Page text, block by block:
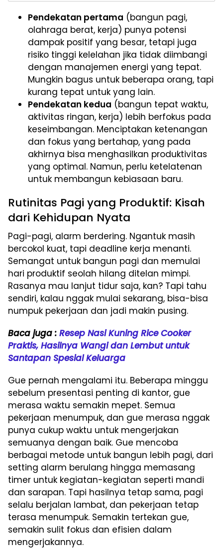
Pendekatan pertama (bangun pagi,
olahraga berat, kerja) punya potensi
dampak positif yang besar, tetapi juga
risiko tinggi kelelahan jika tidak diimbangi
dengan manajemen energi yang tepat.
Mungkin bagus untuk beberapa orang, tapi
kurang tepat untuk yang lain.
Pendekatan kedua (bangun tepat waktu,
aktivitas ringan, kerja) lebih berfokus pada
keseimbangan. Menciptakan ketenangan
dan fokus yang bertahap, yang pada
akhirnya bisa menghasilkan produktivitas
yang optimal. Namun, perlu ketelatenan
untuk membangun kebiasaan baru.
Rutinitas Pagi yang Produktif: Kisah
dari Kehidupan Nyata
Pagi-pagi, alarm berdering. Ngantuk masih
bercokol kuat, tapi deadline kerja menanti.
Semangat untuk bangun pagi dan memulai
hari produktif seolah hilang ditelan mimpi.
Rasanya mau lanjut tidur saja, kan? Tapi tahu
sendiri, kalau nggak mulai sekarang, bisa-bisa
numpuk pekerjaan dan jadi makin pusing.
Baca juga : Resep Nasi Kuning Rice Cooker
Praktis, Hasilnya Wangi dan Lembut untuk
Santapan Spesial Keluarga
Gue pernah mengalami itu. Beberapa minggu
sebelum presentasi penting di kantor, gue
merasa waktu semakin mepet. Semua
pekerjaan menumpuk, dan gue merasa nggak
punya cukup waktu untuk mengerjakan
semuanya dengan baik. Gue mencoba
berbagai metode untuk bangun lebih pagi, dari
setting alarm berulang hingga memasang
timer untuk kegiatan-kegiatan seperti mandi
dan sarapan. Tapi hasilnya tetap sama, pagi
selalu berjalan lambat, dan pekerjaan tetap
terasa menumpuk. Semakin tertekan gue,
semakin sulit fokus dan efisien dalam
mengerjakannya.